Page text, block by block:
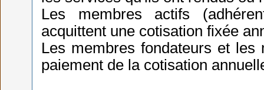
Les membres actifs
acquittent une cotisation fixée
Les membres fondateurs et
paiement de la cotisation